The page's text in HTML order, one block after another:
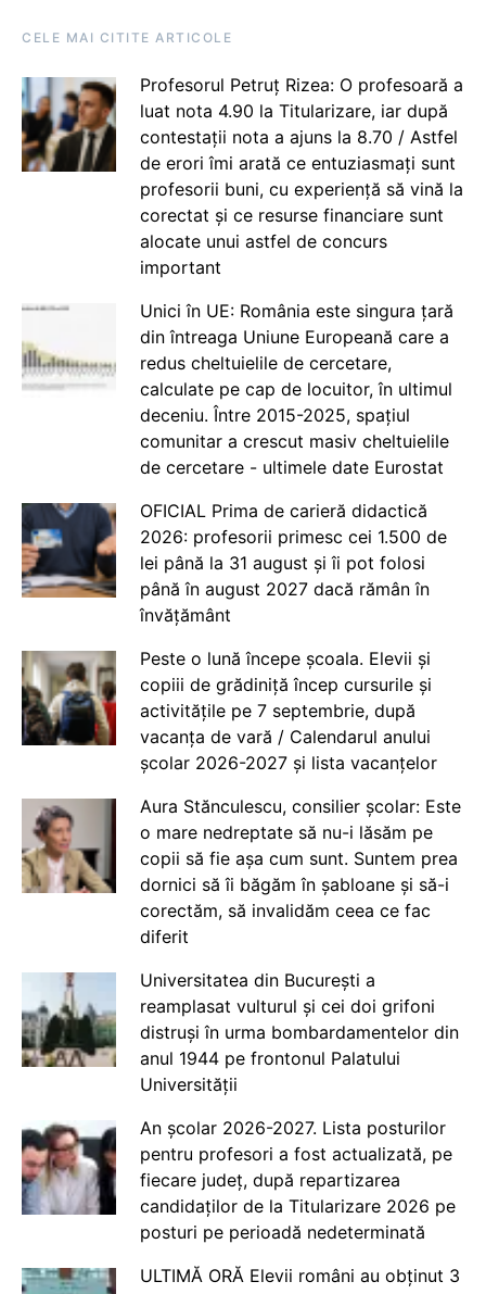
CELE MAI CITITE ARTICOLE
Profesorul Petruț Rizea: O profesoară a
luat nota 4.90 la Titularizare, iar după
contestații nota a ajuns la 8.70 / Astfel
de erori îmi arată ce entuziasmați sunt
profesorii buni, cu experiență să vină la
corectat și ce resurse financiare sunt
alocate unui astfel de concurs
important
Unici în UE: România este singura țară
din întreaga Uniune Europeană care a
redus cheltuielile de cercetare,
calculate pe cap de locuitor, în ultimul
deceniu. Între 2015-2025, spațiul
comunitar a crescut masiv cheltuielile
de cercetare - ultimele date Eurostat
OFICIAL Prima de carieră didactică
2026: profesorii primesc cei 1.500 de
lei până la 31 august și îi pot folosi
până în august 2027 dacă rămân în
învățământ
Peste o lună începe școala. Elevii și
copiii de grădiniță încep cursurile și
activitățile pe 7 septembrie, după
vacanța de vară / Calendarul anului
școlar 2026-2027 și lista vacanțelor
Aura Stănculescu, consilier școlar: Este
o mare nedreptate să nu-i lăsăm pe
copii să fie așa cum sunt. Suntem prea
dornici să îi băgăm în șabloane și să-i
corectăm, să invalidăm ceea ce fac
diferit
Universitatea din București a
reamplasat vulturul și cei doi grifoni
distruși în urma bombardamentelor din
anul 1944 pe frontonul Palatului
Universității
An școlar 2026-2027. Lista posturilor
pentru profesori a fost actualizată, pe
fiecare județ, după repartizarea
candidaților de la Titularizare 2026 pe
posturi pe perioadă nedeterminată
ULTIMĂ ORĂ Elevii români au obținut 3